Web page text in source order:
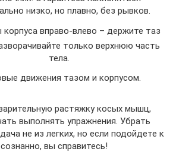
низко, но плавно, без рывков.
вправо-влево – держите таз
только верхнюю часть
тела.
движения тазом и корпусом.
растяжку косых мышц,
выполнять упражнения. Убрать
не из легких, но если подойдете к
вы справитесь!